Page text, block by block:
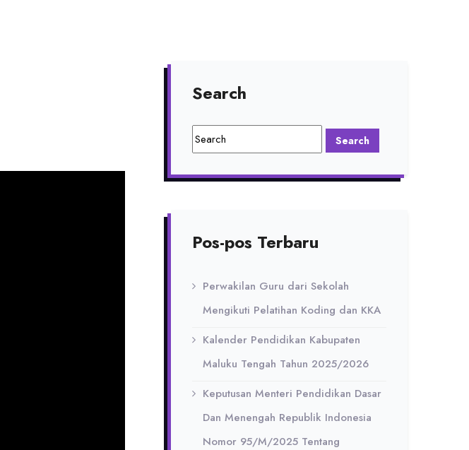
Search
Pos-pos Terbaru
Perwakilan Guru dari Sekolah
Mengikuti Pelatihan Koding dan KKA
Kalender Pendidikan Kabupaten
Maluku Tengah Tahun 2025/2026
Keputusan Menteri Pendidikan Dasar
Dan Menengah Republik Indonesia
Nomor 95/M/2025 Tentang